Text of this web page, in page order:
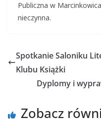
Publiczna w
nieczynna.
Spotkanie Saloniku
Klubu Książki
Dyplomy i
Zobacz